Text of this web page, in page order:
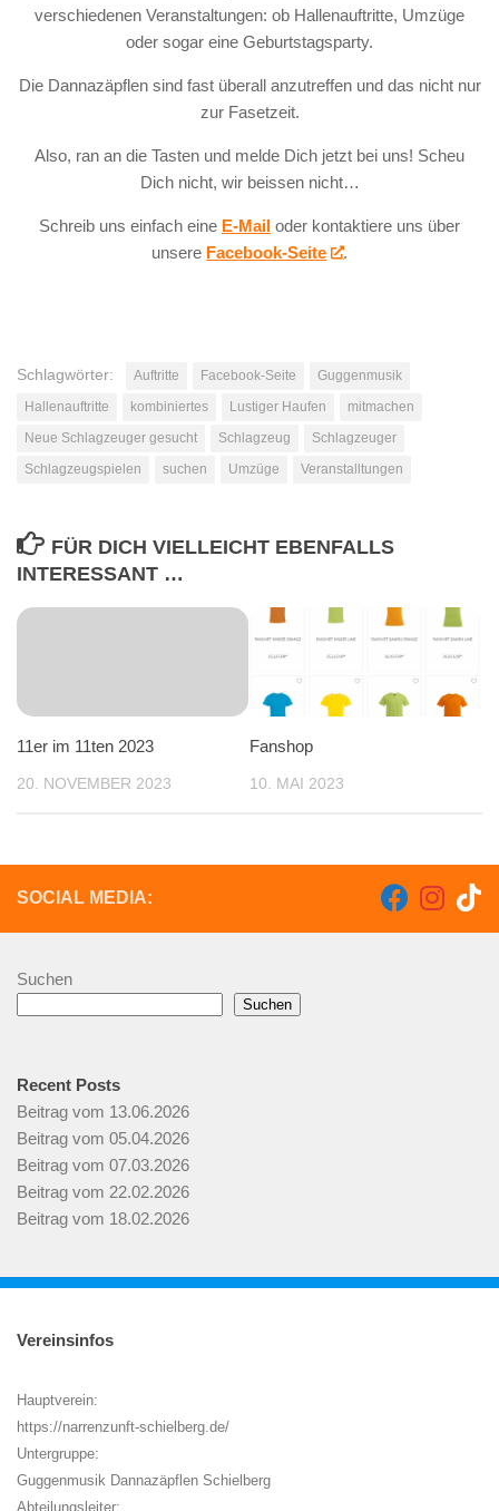
verschiedenen Veranstaltungen: ob Hallenauftritte, Umzüge
oder sogar eine Geburtstagsparty.
Die Dannazäpflen sind fast überall anzutreffen und das nicht nur
zur Fasetzeit.
Also, ran an die Tasten und melde Dich jetzt bei uns! Scheu
Dich nicht, wir beissen nicht…
Schreib uns einfach eine E-Mail oder kontaktiere uns über
unsere Facebook-Seite .
Schlagwörter: Auftritte Facebook-Seite
Guggenmusik
Hallenauftritte
kombiniertes Lustiger Haufen
mitmachen
Neue Schlagzeuger gesucht
Schlagzeug
Schlagzeuger
Schlagzeugspielen
suchen Umzüge Veranstalltungen
FÜR DICH VIELLEICHT EBENFALLS
INTERESSANT …
11er im 11ten 2023
20. NOVEMBER 2023
Fanshop
10. MAI 2023
SOCIAL MEDIA:
Suchen
Suchen
Recent Posts
Beitrag vom 13.06.2026
Beitrag vom 05.04.2026
Beitrag vom 07.03.2026
Beitrag vom 22.02.2026
Beitrag vom 18.02.2026
Vereinsinfos
Hauptverein:
https://narrenzunft-schielberg.de/
Untergruppe:
Guggenmusik Dannazäpflen Schielberg
Abteilungsleiter: